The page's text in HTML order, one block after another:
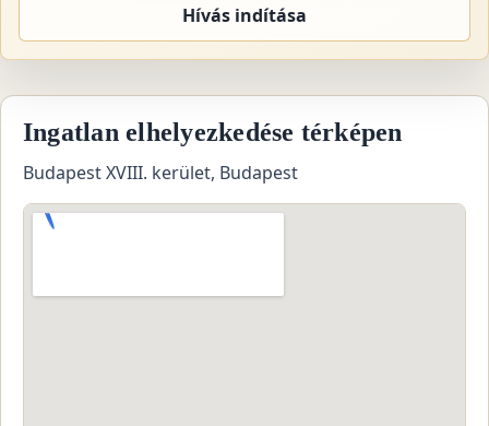
Hívás indítása
Ingatlan elhelyezkedése térképen
Budapest XVIII. kerület, Budapest